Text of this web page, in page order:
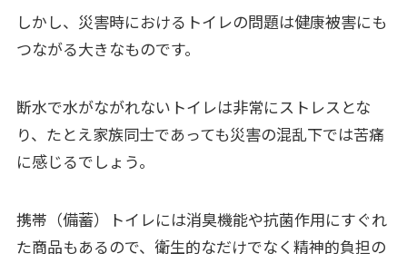
しかし、災害時におけるトイレの問題は健康被害にも
つながる大きなものです。
断水で水がながれないトイレは非常にストレスとな
り、たとえ家族同士であっても災害の混乱下では苦痛
に感じるでしょう。
携帯（備蓄）トイレには消臭機能や抗菌作用にすぐれ
た商品もあるので、衛生的なだけでなく精神的負担の